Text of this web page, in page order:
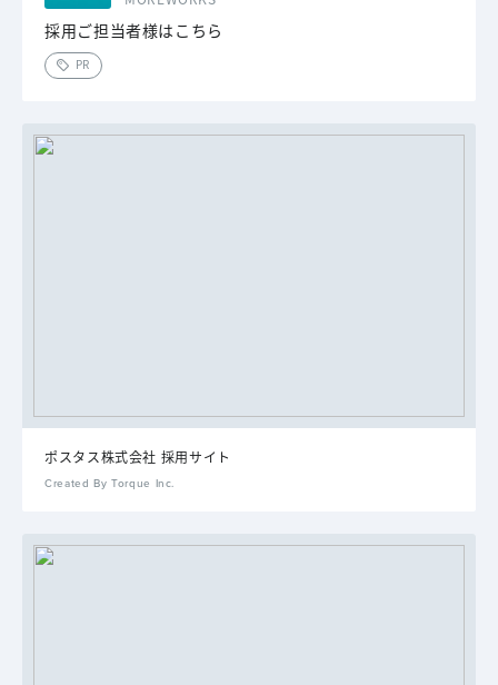
採用ご担当者様はこちら
PR
ポスタス株式会社 採用サイト
Created By Torque Inc.